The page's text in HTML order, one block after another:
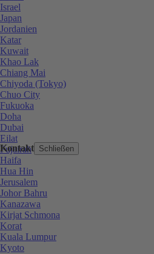
Kontakt Schließen
Israel
Japan
Jordanien
Katar
Kuwait
Khao Lak
Chiang Mai
Chiyoda (Tokyo)
Chuo City
Fukuoka
Doha
Dubai
Eilat
Fujairah
Haifa
Hua Hin
Jerusalem
Johor Bahru
Kanazawa
Kirjat Schmona
Korat
Kuala Lumpur
Kyoto